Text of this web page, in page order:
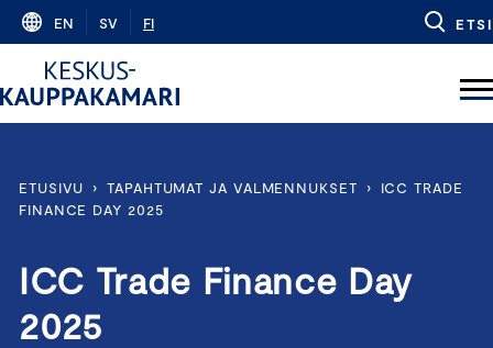
Skip
content
EN SV FI ETSI
ETUSIVU › TAPAHTUMAT JA VALMENNUKSET ›
ICC TRADE
FINANCE DAY 2025
ICC Trade Finance Day
2025